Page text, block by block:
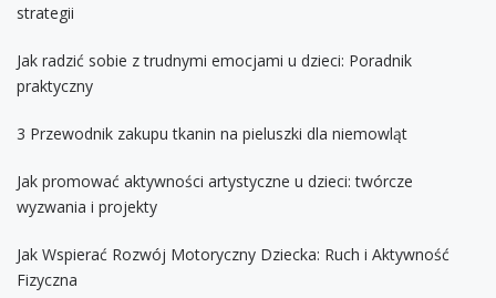
strategii
Jak radzić sobie z trudnymi emocjami u dzieci: Poradnik
praktyczny
3 Przewodnik zakupu tkanin na pieluszki dla niemowląt
Jak promować aktywności artystyczne u dzieci: twórcze
wyzwania i projekty
Jak Wspierać Rozwój Motoryczny Dziecka: Ruch i Aktywność
Fizyczna